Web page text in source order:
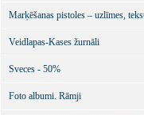
Marķēšanas pistoles – uzlīmes,
Veidlapas-Kases žurnāli
Sveces - 50%
Foto albumi. Rāmji